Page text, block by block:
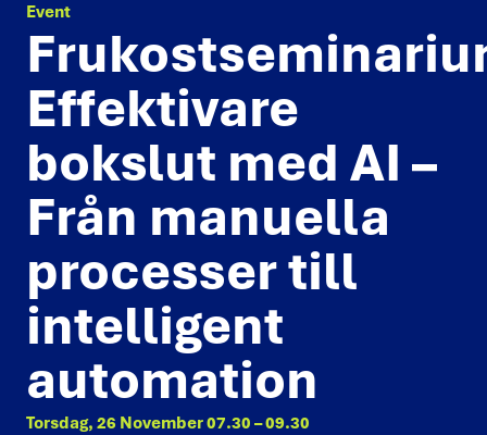
Effektivare
bokslut med AI –
Från manuella
processer till
intelligent
automation
Event
Torsdag, 26 November 07.30 – 09.30